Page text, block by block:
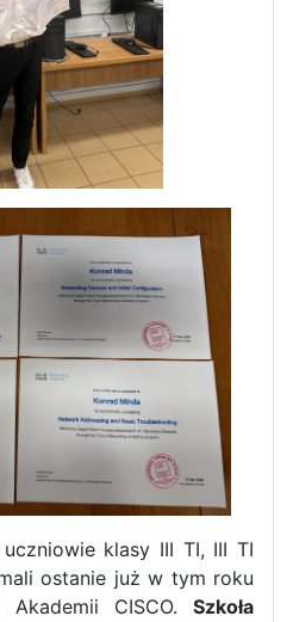
do
klasy III TI, III TI
ostanie już w tym roku
CISCO. Szkoła